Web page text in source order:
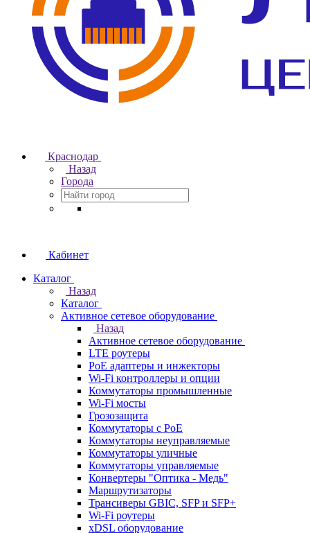
Краснодар
Назад
Города
Кабинет
Каталог
Назад
Каталог
Активное сетевое оборудование
Назад
Активное сетевое оборудование
LTE роутеры
PoE адаптеры и инжекторы
Wi-Fi контроллеры и опции
Коммутаторы промышленные
Wi-Fi мосты
Грозозащита
Коммутаторы c PoE
Коммутаторы неуправляемые
Коммутаторы уличные
Коммутаторы управляемые
Конвертеры "Оптика - Медь"
Маршрутизаторы
Трансиверы GBIC, SFP и SFP+
Wi-Fi роутеры
xDSL оборудование